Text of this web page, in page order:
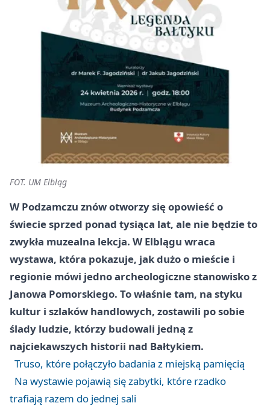
FOT. UM Elbląg
W Podzamczu znów otworzy się opowieść o
świecie sprzed ponad tysiąca lat, ale nie będzie to
zwykła muzealna lekcja. W Elblągu wraca
wystawa, która pokazuje, jak dużo o mieście i
regionie mówi jedno archeologiczne stanowisko z
Janowa Pomorskiego. To właśnie tam, na styku
kultur i szlaków handlowych, zostawili po sobie
ślady ludzie, którzy budowali jedną z
najciekawszych historii nad Bałtykiem.
Truso, które połączyło badania z miejską pamięcią
Na wystawie pojawią się zabytki, które rzadko
trafiają razem do jednej sali